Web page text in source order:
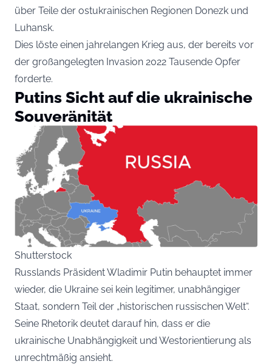
über Teile der ostukrainischen Regionen Donezk und
Luhansk.
Dies löste einen jahrelangen Krieg aus, der bereits vor
der großangelegten Invasion 2022 Tausende Opfer
forderte.
Putins Sicht auf die ukrainische
Souveränität
Shutterstock
Russlands Präsident Wladimir Putin behauptet immer
wieder, die Ukraine sei kein legitimer, unabhängiger
Staat, sondern Teil der „historischen russischen Welt“.
Seine Rhetorik deutet darauf hin, dass er die
ukrainische Unabhängigkeit und Westorientierung als
unrechtmäßig ansieht.